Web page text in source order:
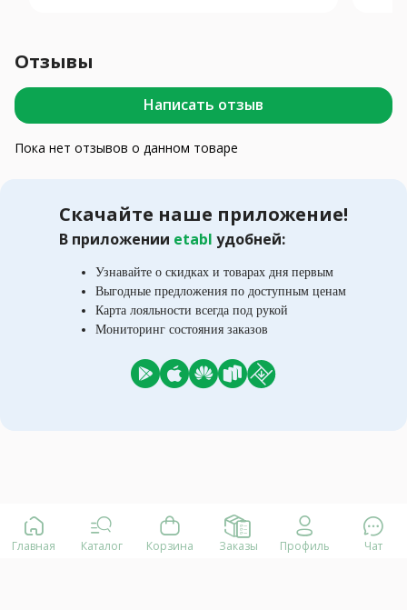
Отзывы
Написать отзыв
Пока нет отзывов о данном товаре
Скачайте наше приложение!
В приложении etabl удобней:
Узнавайте о скидках и товарах дня первым
Выгодные предложения по доступным ценам
Карта лояльности всегда под рукой
Мониторинг состояния заказов
Главная Каталог Корзина Заказы Профиль Чат